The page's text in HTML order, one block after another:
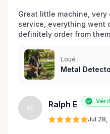
Great little machine,
service, everything went
definitely order from
Loué :
Metal
RE Ralph E
Jul 28,